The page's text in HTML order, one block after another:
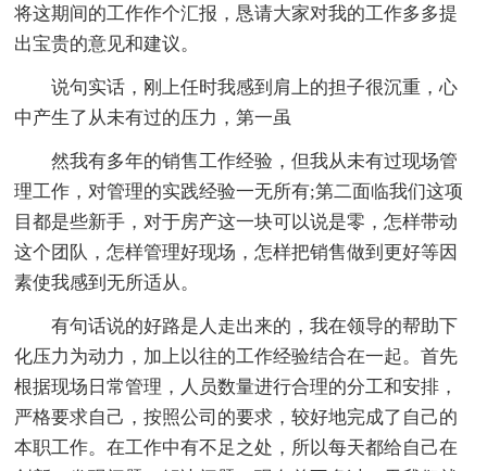
将这期间的工作作个汇报，恳请大家对我的工作多多提
出宝贵的意见和建议。
说句实话，刚上任时我感到肩上的担子很沉重，心
中产生了从未有过的压力，第一虽
然我有多年的销售工作经验，但我从未有过现场管
理工作，对管理的实践经验一无所有;第二面临我们这项
目都是些新手，对于房产这一块可以说是零，怎样带动
这个团队，怎样管理好现场，怎样把销售做到更好等因
素使我感到无所适从。
有句话说的好路是人走出来的，我在领导的帮助下
化压力为动力，加上以往的工作经验结合在一起。首先
根据现场日常管理，人员数量进行合理的分工和安排，
严格要求自己，按照公司的要求，较好地完成了自己的
本职工作。在工作中有不足之处，所以每天都给自己在